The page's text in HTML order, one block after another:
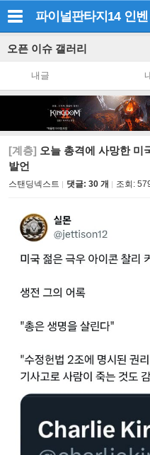
파이널판타지14 인벤
오픈 이슈 갤러리
내글
[계층] 오늘 총격에 사망한 미
발언
스탠딩넥스트 댓글: 30 개 조회: